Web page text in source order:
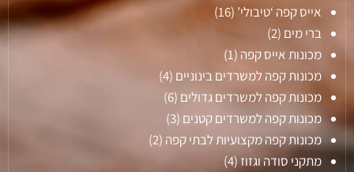
אייס קפה ‘טיבולי’ (16)
ברי מים (2)
מכונות אייס קפה (1)
מכונות קפה למשרדים בינוניים (4)
מכונות קפה למשרדים גדולים (6)
מכונות קפה למשרדים קטנים (3)
מכונות קפה מקצועיות לבתי קפה (2)
מתקני סודה וגזוז(4)